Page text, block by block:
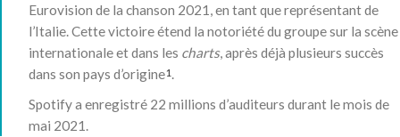
Eurovision de la chanson 2021, en tant que représentant de
l’Italie. Cette victoire étend la notoriété du groupe sur la scène
internationale et dans les charts, après déjà plusieurs succès
dans son pays d’origine1 .
Spotify a enregistré 22 millions d’auditeurs durant le mois de
mai 2021 .